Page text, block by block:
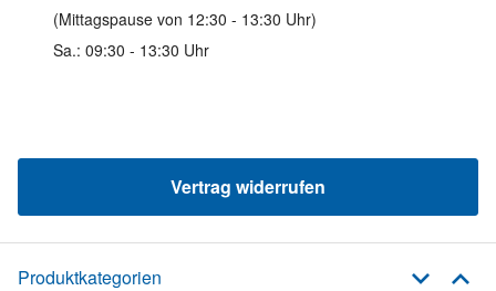
(Mittagspause von 12:30 - 13:30 Uhr)
Sa.: 09:30 - 13:30 Uhr
Vertrag widerrufen
Produktkategorien